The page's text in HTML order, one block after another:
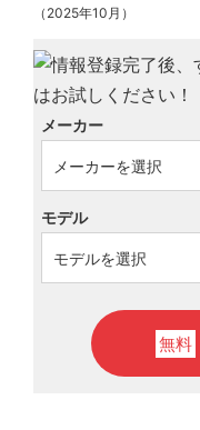
（2025年10月）
メーカー
モデル
無料